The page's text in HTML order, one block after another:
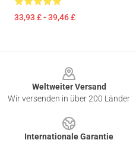
33,93 £ - 39,46 £
Weltweiter Versand
Wir versenden in über 200 Länder
Internationale Garantie